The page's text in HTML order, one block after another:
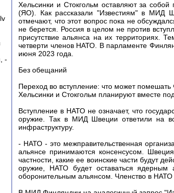
-
Хельсинки и Стокгольм оставляют за
(ЯО). Как рассказали "Известиям" в МИД
отмечают, что этот вопрос пока не
не берется. Россия в целом не против
присутствие альянса на их территориях.
четверти членов НАТО. В парламенте
июня 2023 года.
Без обещаний
Переход во вступление: что может
Хельсинки и Стокгольм планируют вместе
Вступление в НАТО не означает, что
оружие. Так в МИД Швеции ответили на
инфраструктуру.
- НАТО - это межправительственная
альянсе принимаются консенсусом.
частности, какие ее воинские части будут
оружие, НАТО будет оставаться
оборонительным альянсом. Членство в НАТО